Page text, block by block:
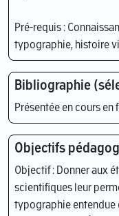
Pré-requis :
typographie, histoire
Bibliographie
Présentée en cours
Objectifs
Objectif : Donner aux
scientifiques leur
typographie entendue